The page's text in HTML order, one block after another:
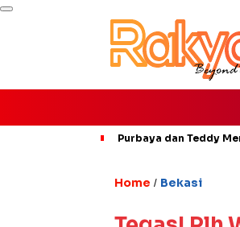
Purbaya dan Teddy
Home / Bekasi